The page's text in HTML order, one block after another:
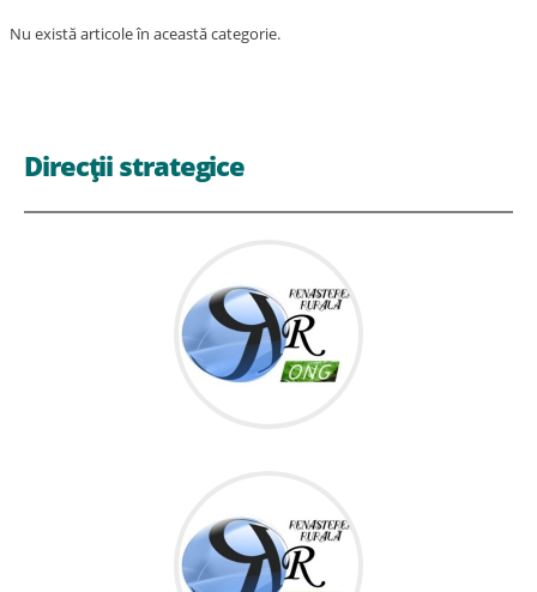
Nu există articole în această categorie.
Direcții strategice